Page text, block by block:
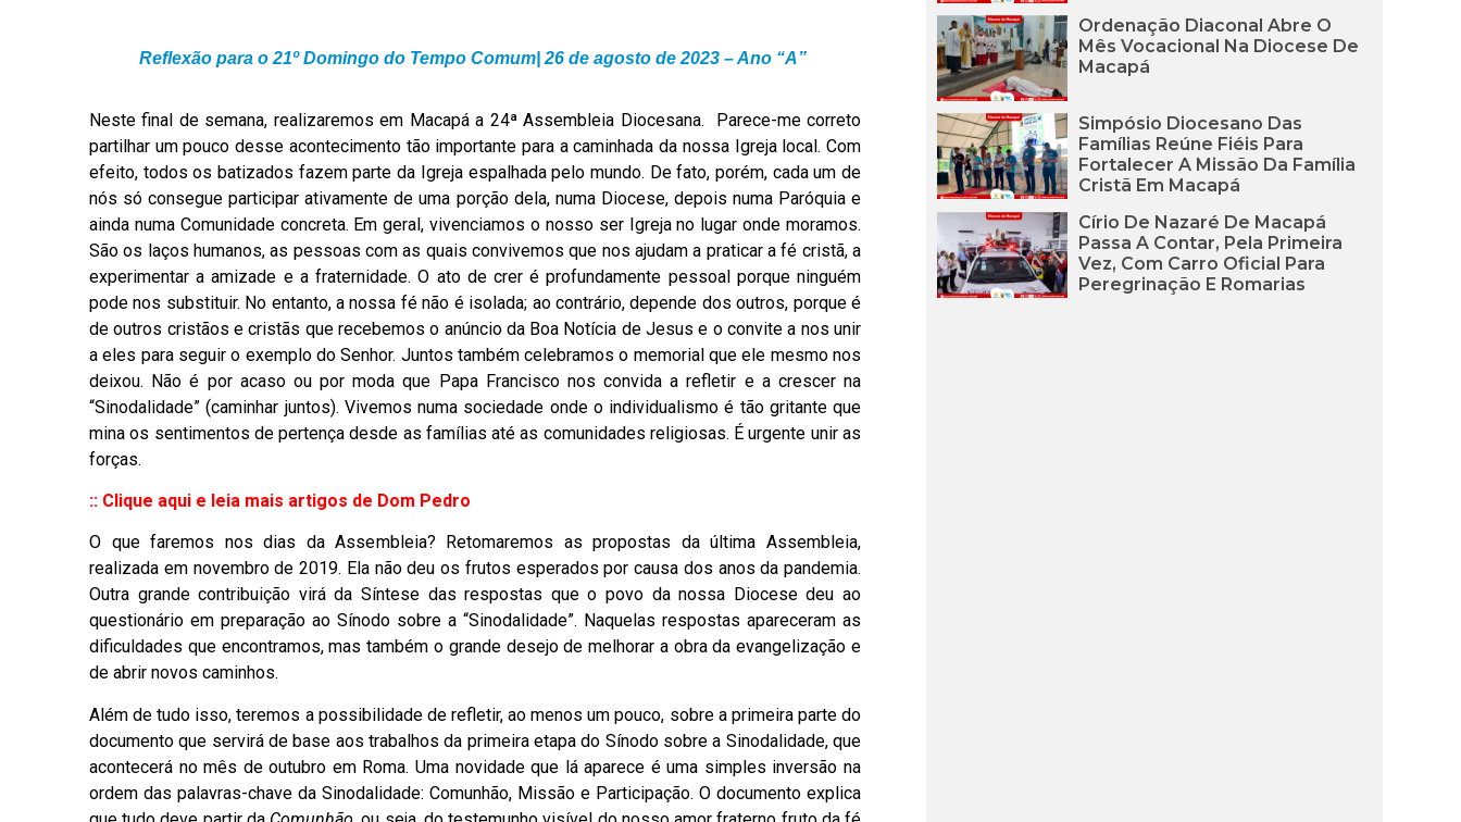
Reflexão para o 21º Domingo do Tempo Comum| 26 de agosto de 2023 – Ano “A”
Neste final de semana, realizaremos em Macapá a 24ª Assembleia Diocesana. Parece-me correto
partilhar um pouco desse acontecimento tão importante para a caminhada da nossa Igreja local. Com
efeito, todos os batizados fazem parte da Igreja espalhada pelo mundo. De fato, porém, cada um de
nós só consegue participar ativamente de uma porção dela, numa Diocese, depois numa Paróquia e
ainda numa Comunidade concreta. Em geral, vivenciamos o nosso ser Igreja no lugar onde moramos.
São os laços humanos, as pessoas com as quais convivemos que nos ajudam a praticar a fé cristã, a
experimentar a amizade e a fraternidade. O ato de crer é profundamente pessoal porque ninguém
pode nos substituir. No entanto, a nossa fé não é isolada; ao contrário, depende dos outros, porque é
de outros cristãos e cristãs que recebemos o anúncio da Boa Notícia de Jesus e o convite a nos unir
a eles para seguir o exemplo do Senhor. Juntos também celebramos o memorial que ele mesmo nos
deixou. Não é por acaso ou por moda que Papa Francisco nos convida a refletir e a crescer na
“Sinodalidade” (caminhar juntos). Vivemos numa sociedade onde o individualismo é tão gritante que
mina os sentimentos de pertença desde as famílias até as comunidades religiosas. É urgente unir as
forças.
:: Clique aqui e leia mais artigos de Dom Pedro
O que faremos nos dias da Assembleia? Retomaremos as propostas da última Assembleia,
realizada em novembro de 2019. Ela não deu os frutos esperados por causa dos anos da pandemia.
Outra grande contribuição virá da Síntese das respostas que o povo da nossa Diocese deu ao
questionário em preparação ao Sínodo sobre a “Sinodalidade”. Naquelas respostas apareceram as
dificuldades que encontramos, mas também o grande desejo de melhorar a obra da evangelização e
de abrir novos caminhos.
Além de tudo isso, teremos a possibilidade de refletir, ao menos um pouco, sobre a primeira parte do
documento que servirá de base aos trabalhos da primeira etapa do Sínodo sobre a Sinodalidade, que
acontecerá no mês de outubro em Roma. Uma novidade que lá aparece é uma simples inversão na
ordem das palavras-chave da Sinodalidade: Comunhão, Missão e Participação. O documento explica
Ordenação Diaconal Abre O
Mês Vocacional Na Diocese De
Macapá
Simpósio Diocesano Das
Famílias Reúne Fiéis Para
Fortalecer A Missão Da Família
Cristã Em Macapá
Círio De Nazaré De Macapá
Passa A Contar, Pela Primeira
Vez, Com Carro Oficial Para
Peregrinação E Romarias